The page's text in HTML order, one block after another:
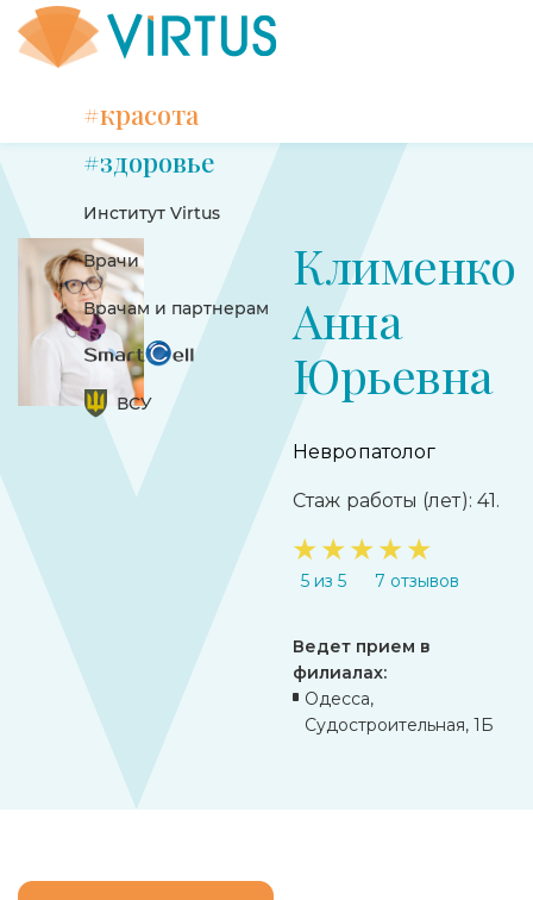
#красота
#здоровье
Институт Virtus
Врачи
Врачам и партнерам
ВСУ
Клименко
Анна
Юрьевна
Невропатолог
Стаж работы (лет): 41.
★★★★★
5 из 5 7 отзывов
Ведет прием в
филиалах:
Одесса,
Судостроительная, 1Б